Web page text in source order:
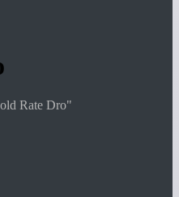
Rate Dro"